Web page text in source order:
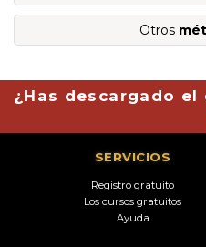
Otros
¿Has descargado
SERVICIOS
Registro gratuito
Los cursos gratuitos
Ayuda